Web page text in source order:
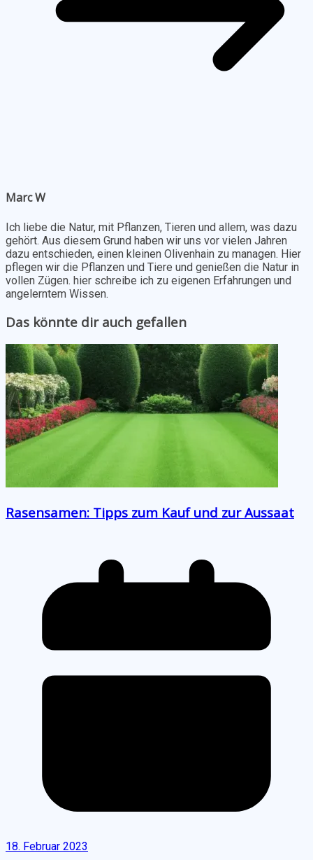
Marc W
Ich liebe die Natur, mit Pflanzen, Tieren und allem, was dazu
gehört. Aus diesem Grund haben wir uns vor vielen Jahren
dazu entschieden, einen kleinen Olivenhain zu managen. Hier
pflegen wir die Pflanzen und Tiere und genießen die Natur in
vollen Zügen. hier schreibe ich zu eigenen Erfahrungen und
angelerntem Wissen.
Das könnte dir auch gefallen
Rasensamen: Tipps zum Kauf und zur Aussaat
18. Februar 2023